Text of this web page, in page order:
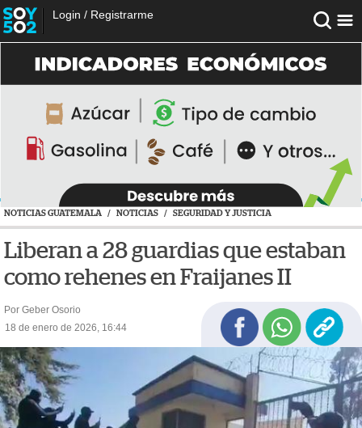
Login / Registrarme
NOTICIAS GUATEMALA / NOTICIAS / SEGURIDAD Y JUSTICIA
Liberan a 28 guardias que estaban
como rehenes en Fraijanes II
Por Geber Osorio
18 de enero de 2026, 16:44